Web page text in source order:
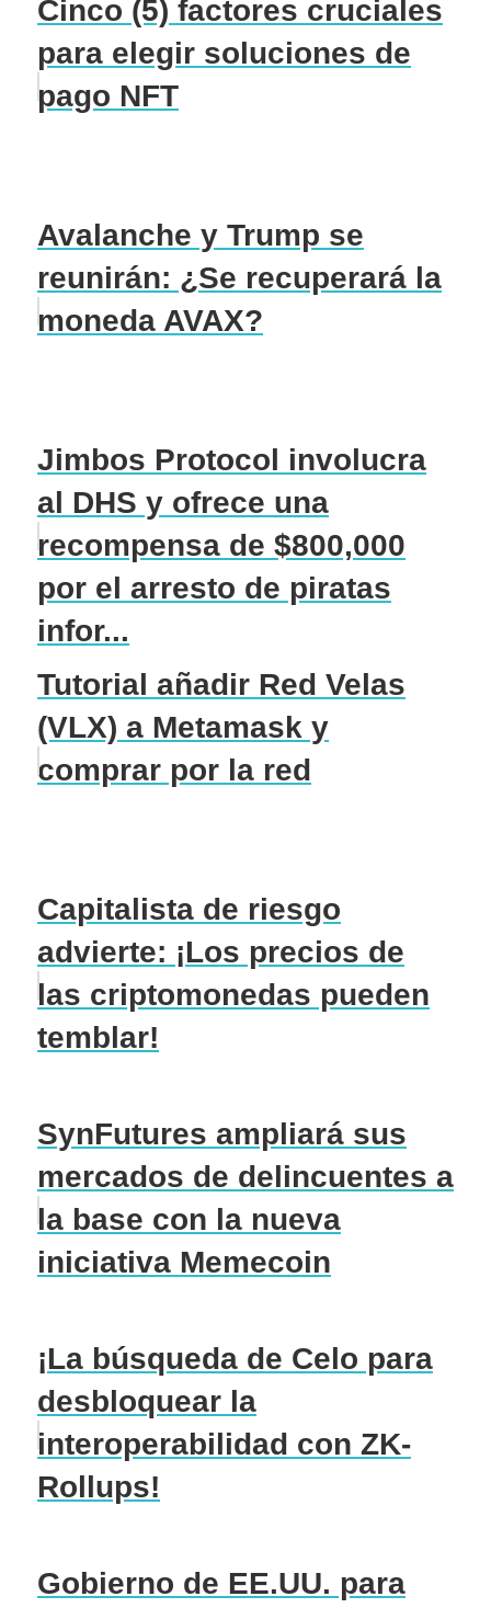
Cinco (5) factores cruciales
para elegir soluciones de
pago NFT
Avalanche y Trump se
reunirán: ¿Se recuperará la
moneda AVAX?
Jimbos Protocol involucra
al DHS y ofrece una
recompensa de $800,000
por el arresto de piratas
infor...
Tutorial añadir Red Velas
(VLX) a Metamask y
comprar por la red
Capitalista de riesgo
advierte: ¡Los precios de
las criptomonedas pueden
temblar!
SynFutures ampliará sus
mercados de delincuentes a
la base con la nueva
iniciativa Memecoin
¡La búsqueda de Celo para
desbloquear la
interoperabilidad con ZK-
Rollups!
Gobierno de EE.UU. para